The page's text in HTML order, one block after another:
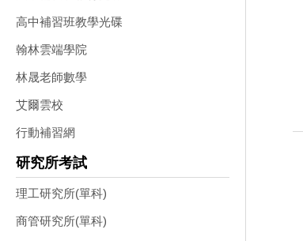
高中補習班教學光碟
翰林雲端學院
林晟老師數學
艾爾雲校
行動補習網
研究所考試
理工研究所(單科)
商管研究所(單科)